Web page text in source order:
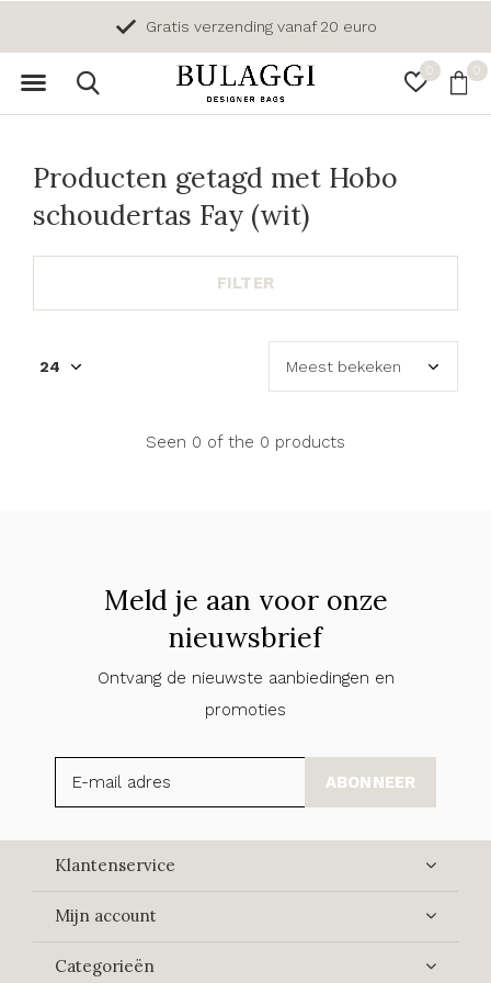
0 0
Gratis verzending vanaf 20 euro
Producten getagd met Hobo
schoudertas Fay (wit)
FILTER
Seen 0 of the 0 products
Meld je aan voor onze
nieuwsbrief
Ontvang de nieuwste aanbiedingen en
promoties
ABONNEER
Klantenservice
Mijn account
Categorieën